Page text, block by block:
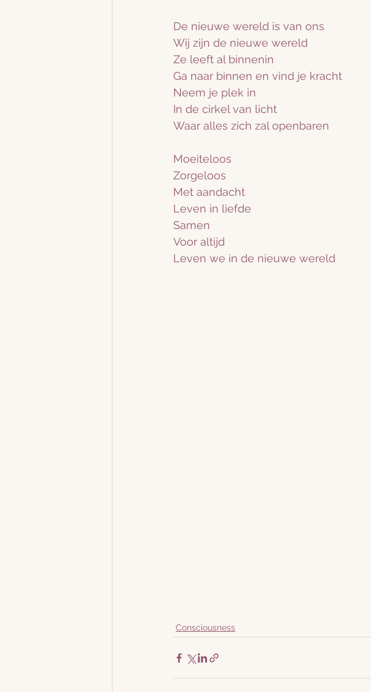
De nieuwe wereld is van ons
Wij zijn de nieuwe wereld
Ze leeft al binnenin
Ga naar binnen en vind je kracht
Neem je plek in
In de cirkel van licht
Waar alles zich zal openbaren
Moeiteloos
Zorgeloos
Met aandacht
Leven in liefde
Samen
Voor altijd
Leven we in de nieuwe wereld
Consciousness